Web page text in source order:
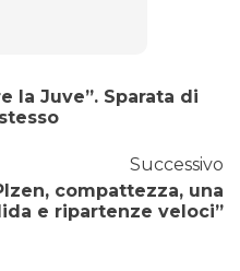
la Juve”. Sparata di
Successivo
compattezza, una
e ripartenze veloci”